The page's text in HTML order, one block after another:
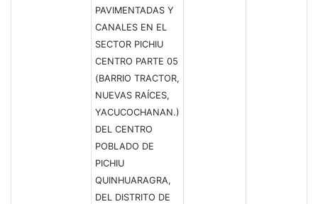
PAVIMENTADAS Y
CANALES EN EL
SECTOR PICHIU
CENTRO PARTE 05
(BARRIO TRACTOR,
NUEVAS RAÍCES,
YACUCOCHANAN.)
DEL CENTRO
POBLADO DE
PICHIU
QUINHUARAGRA,
DEL DISTRITO DE